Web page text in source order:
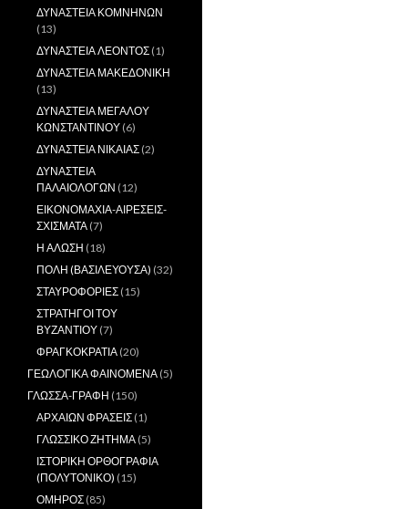
ΔΥΝΑΣΤΕΙΑ ΚΟΜΝΗΝΩΝ
(13)
ΔΥΝΑΣΤΕΙΑ ΛΕΟΝΤΟΣ (1)
ΔΥΝΑΣΤΕΙΑ ΜΑΚΕΔΟΝΙΚΗ
(13)
ΔΥΝΑΣΤΕΙΑ ΜΕΓΑΛΟΥ
ΚΩΝΣΤΑΝΤΙΝΟΥ (6)
ΔΥΝΑΣΤΕΙΑ ΝΙΚΑΙΑΣ (2)
ΔΥΝΑΣΤΕΙΑ
ΠΑΛΑΙΟΛΟΓΩΝ (12)
ΕΙΚΟΝΟΜΑΧΙΑ-ΑΙΡΕΣΕΙΣ-
ΣΧΙΣΜΑΤΑ (7)
Η ΑΛΩΣΗ (18)
ΠΟΛΗ (ΒΑΣΙΛΕΥΟΥΣΑ) (32)
ΣΤΑΥΡΟΦΟΡΙΕΣ (15)
ΣΤΡΑΤΗΓΟΙ ΤΟΥ
ΒΥΖΑΝΤΙΟΥ (7)
ΦΡΑΓΚΟΚΡΑΤΙΑ (20)
ΓΕΩΛΟΓΙΚΑ ΦΑΙΝΟΜΕΝΑ (5)
ΓΛΩΣΣΑ-ΓΡΑΦΗ (150)
ΑΡΧΑΙΩΝ ΦΡΑΣΕΙΣ (1)
ΓΛΩΣΣΙΚΟ ΖΗΤΗΜΑ (5)
ΙΣΤΟΡΙΚΗ ΟΡΘΟΓΡΑΦΙΑ
(ΠΟΛΥΤΟΝΙΚΟ) (15)
ΟΜΗΡΟΣ (85)